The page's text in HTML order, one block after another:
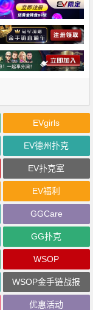
EVgirls
EV德州扑克
EV扑克室
EV福利
GGCare
GG扑克
WSOP
WSOP金手链战报
优惠活动